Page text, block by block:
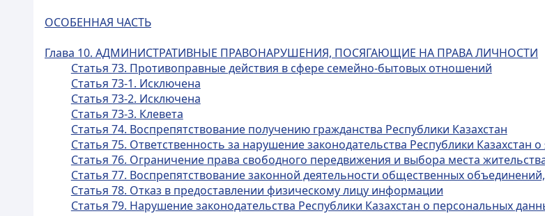
ОСОБЕННАЯ ЧАСТЬ
Глава 10. АДМИНИСТРАТИВНЫЕ ПРАВОНАРУШЕНИЯ, ПОСЯГАЮЩИЕ НА ПРАВА ЛИЧНОСТИ
Статья 73. Противоправные действия в сфере семейно-бытовых отношений
Статья 73-1. Исключена
Статья 73-2. Исключена
Статья 73-3. Клевета
Статья 74. Воспрепятствование получению гражданства Республики Казахстан
Статья 75. Ответственность за нарушение законодательства Республики Казахстан о
Статья 76. Ограничение права свободного передвижения и выбора места
Статья 77. Воспрепятствование законной деятельности общественных
Статья 78. Отказ в предоставлении физическому лицу информации
Статья 79. Нарушение законодательства Республики Казахстан о персональных